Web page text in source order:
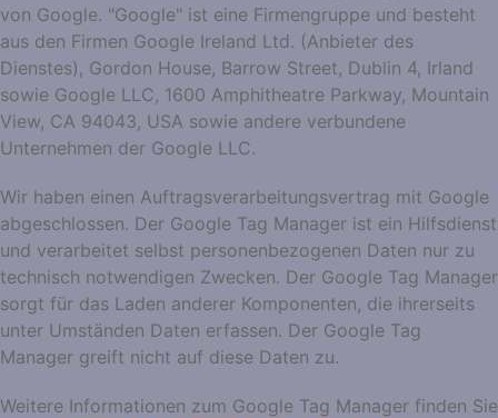
von Google. "Google" ist eine Firmengruppe und besteht
aus den Firmen Google Ireland Ltd. (Anbieter des
Dienstes), Gordon House, Barrow Street, Dublin 4, Irland
sowie Google LLC, 1600 Amphitheatre Parkway, Mountain
View, CA 94043, USA sowie andere verbundene
Unternehmen der Google LLC.
Wir haben einen Auftragsverarbeitungsvertrag mit Google
abgeschlossen. Der Google Tag Manager ist ein Hilfsdienst
und verarbeitet selbst personenbezogenen Daten nur zu
technisch notwendigen Zwecken. Der Google Tag Manager
sorgt für das Laden anderer Komponenten, die ihrerseits
unter Umständen Daten erfassen. Der Google Tag
Manager greift nicht auf diese Daten zu.
Weitere Informationen zum Google Tag Manager finden Sie